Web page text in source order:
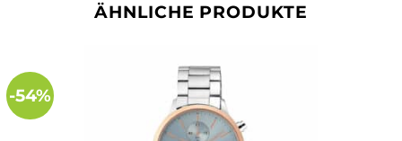
ÄHNLICHE PRODUKTE
-54%